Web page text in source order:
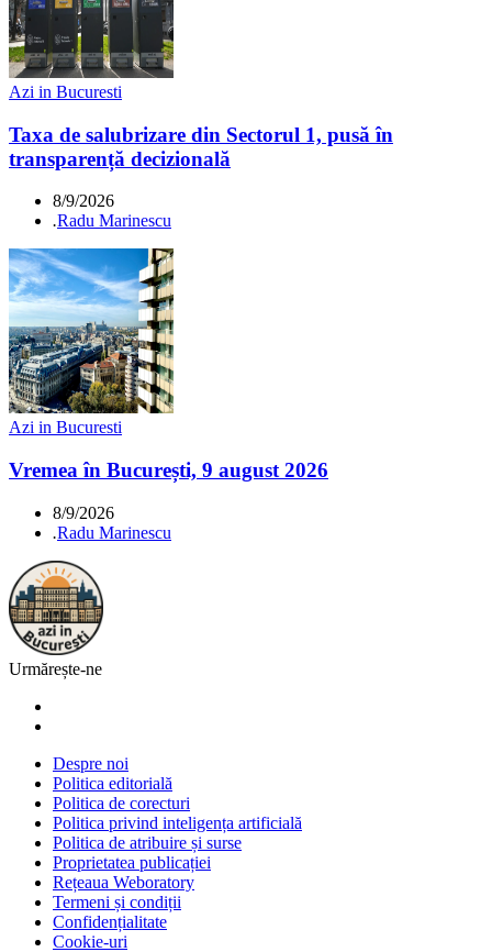
Azi in Bucuresti
Taxa de salubrizare din Sectorul 1, pusă în
transparență decizională
8/9/2026
.Radu Marinescu
Azi in Bucuresti
Vremea în București, 9 august 2026
8/9/2026
.Radu Marinescu
Urmărește-ne
Despre noi
Politica editorială
Politica de corecturi
Politica privind inteligența artificială
Politica de atribuire și surse
Proprietatea publicației
Rețeaua Weboratory
Termeni și condiții
Confidențialitate
Cookie-uri